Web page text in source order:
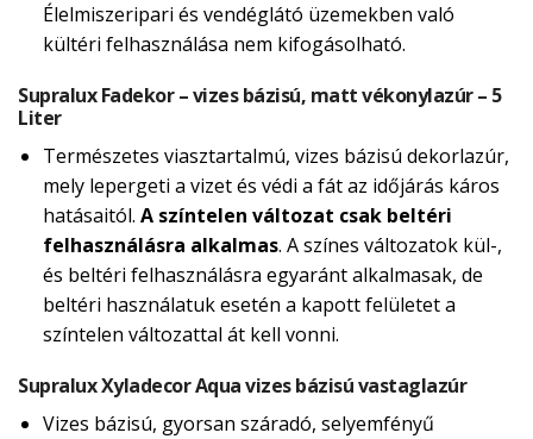
Élelmiszeripari és vendéglátó üzemekben való
kültéri felhasználása nem kifogásolható.
Supralux Fadekor – vizes bázisú, matt vékonylazúr – 5
Liter
Természetes viasztartalmú, vizes bázisú dekorlazúr,
mely lepergeti a vizet és védi a fát az időjárás káros
hatásaitól. A színtelen változat csak beltéri
felhasználásra alkalmas. A színes változatok kül-,
és beltéri felhasználásra egyaránt alkalmasak, de
beltéri használatuk esetén a kapott felületet a
színtelen változattal át kell vonni.
Supralux Xyladecor Aqua vizes bázisú vastaglazúr
Vizes bázisú, gyorsan száradó, selyemfényű